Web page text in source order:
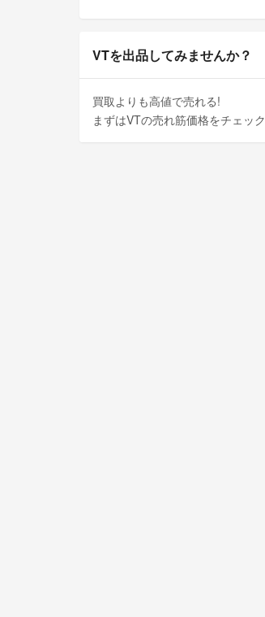
VTを出品してみませんか？
買取よりも高値で売れる!
まずはVTの売れ筋価格をチェック